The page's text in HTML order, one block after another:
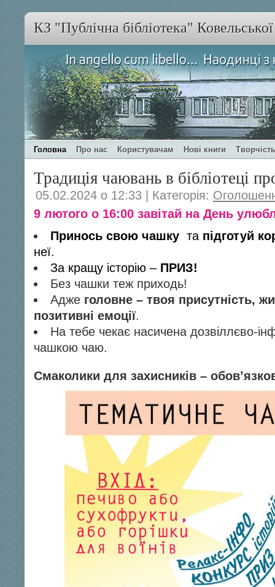
КЗ "Публічна бібліотека"
Головна Про нас Користувачам Нові книги
Традиція чаювань в бібліотеці
05.02.2024 о 12:33 | Категорія:
9 лютого о 16:00 завітай на День
Принось свою чашку та підготуй
неї.
За кращу історію – ПРИЗ!
Без чашки теж приходь!
Адже головне – твоя присутність,
позитивні емоції.
На тебе чекає насичена дозвіллєво-
чашкою чаю.
Смаколики для захисників –